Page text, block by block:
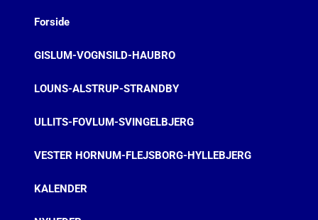
Forside
GISLUM-VOGNSILD-HAUBRO
LOUNS-ALSTRUP-STRANDBY
ULLITS-FOVLUM-SVINGELBJERG
VESTER HORNUM-FLEJSBORG-HYLLEBJERG
KALENDER